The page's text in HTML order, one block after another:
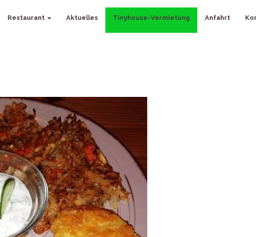
Restaurant Aktuelles Tinyhouse-Vermietung Anfahrt